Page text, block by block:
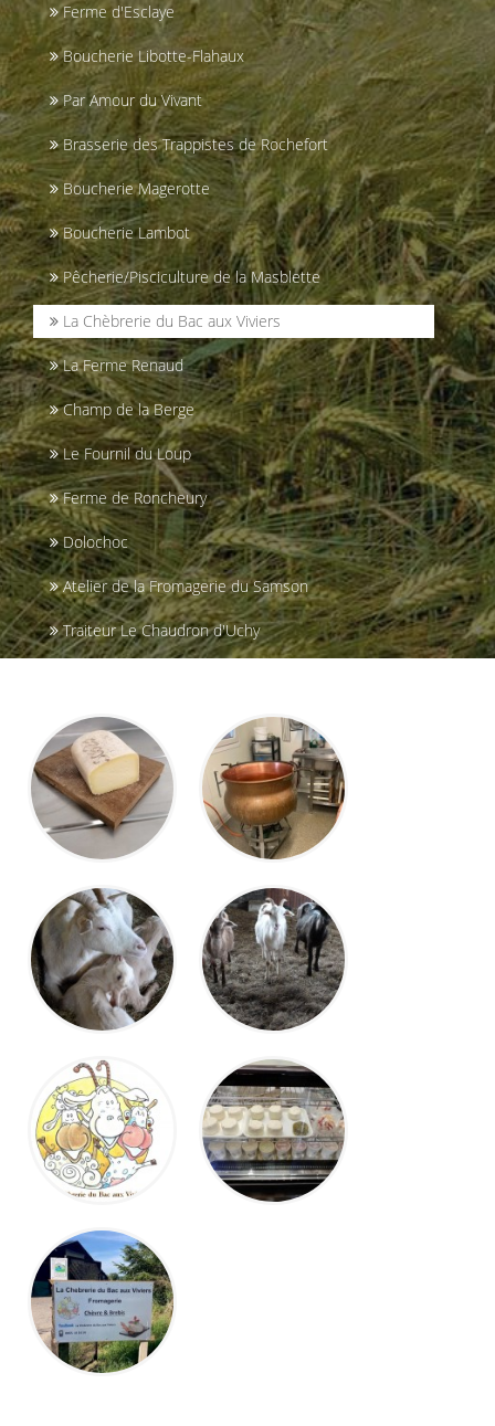
Ferme d'Esclaye
Boucherie Libotte-Flahaux
Par Amour du Vivant
Brasserie des Trappistes de Rochefort
Boucherie Magerotte
Boucherie Lambot
Pêcherie/Pisciculture de la Masblette
La Chèbrerie du Bac aux Viviers
La Ferme Renaud
Champ de la Berge
Le Fournil du Loup
Ferme de Roncheury
Dolochoc
Atelier de la Fromagerie du Samson
Traiteur Le Chaudron d'Uchy